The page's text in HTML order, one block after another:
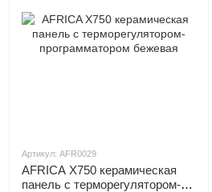
Артикул: AFR0029
AFRICA X750 керамическая
панель с терморегулятором-